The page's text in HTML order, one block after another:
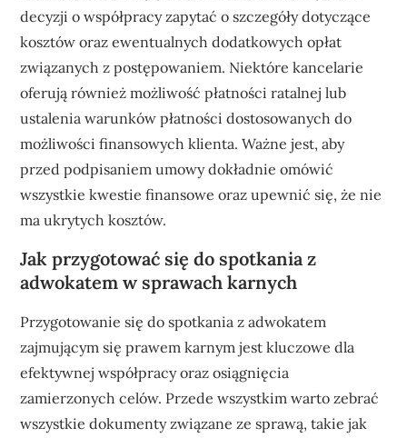
decyzji o współpracy zapytać o szczegóły dotyczące
kosztów oraz ewentualnych dodatkowych opłat
związanych z postępowaniem. Niektóre kancelarie
oferują również możliwość płatności ratalnej lub
ustalenia warunków płatności dostosowanych do
możliwości finansowych klienta. Ważne jest, aby
przed podpisaniem umowy dokładnie omówić
wszystkie kwestie finansowe oraz upewnić się, że nie
ma ukrytych kosztów.
Jak przygotować się do spotkania z
adwokatem w sprawach karnych
Przygotowanie się do spotkania z adwokatem
zajmującym się prawem karnym jest kluczowe dla
efektywnej współpracy oraz osiągnięcia
zamierzonych celów. Przede wszystkim warto zebrać
wszystkie dokumenty związane ze sprawą, takie jak